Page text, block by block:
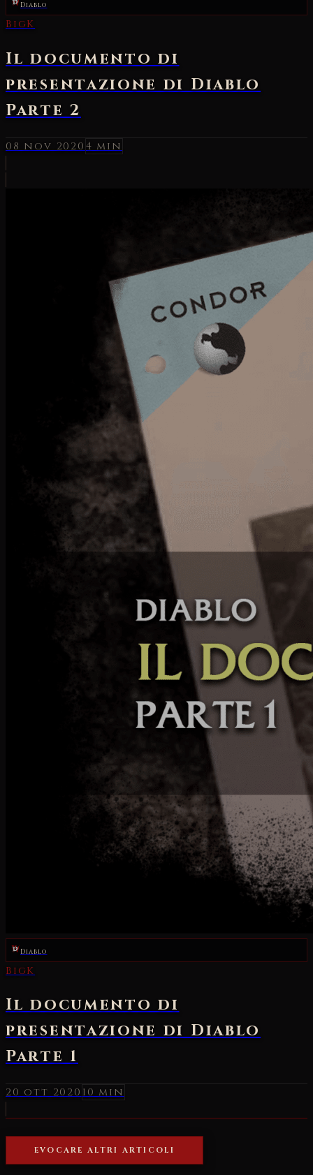
Diablo
BigK
Il documento di
presentazione di Diablo
Parte 2
08 nov 20204 min
Diablo
BigK
Il documento di
presentazione di Diablo
Parte 1
20 ott 2020 10 min
EVOCARE ALTRI ARTICOLI